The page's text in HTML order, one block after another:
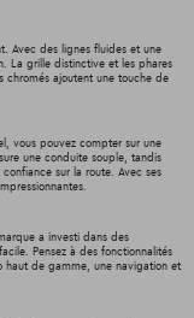
Avec des lignes fluides et une
La grille distinctive et les phares
chromés ajoutent une touche de
vous pouvez compter sur une
une conduite souple, tandis
sur la route. Avec ses
a investi dans des
Pensez à des fonctionnalités
haut de gamme, une navigation et